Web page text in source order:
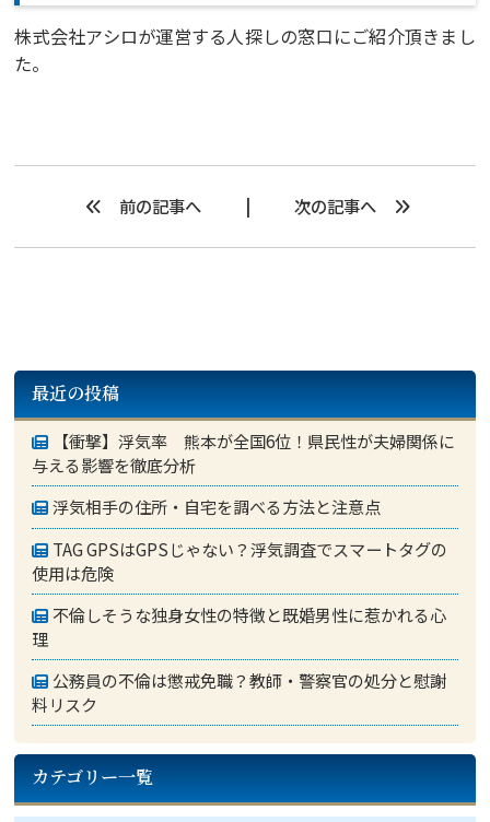
株式会社アシロが運営する人探しの窓口にご紹介頂きまし
た。
前の記事へ 次の記事へ
最近の投稿
【衝撃】浮気率 熊本が全国6位！県民性が夫婦関係に
与える影響を徹底分析
浮気相手の住所・自宅を調べる方法と注意点
TAG GPSはGPSじゃない？浮気調査でスマートタグの
使用は危険
不倫しそうな独身女性の特徴と既婚男性に惹かれる心
理
公務員の不倫は懲戒免職？教師・警察官の処分と慰謝
料リスク
カテゴリー一覧